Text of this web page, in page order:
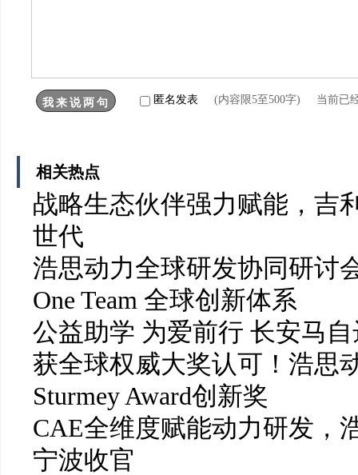
匿名发表 (内容限5至500字) 当前已
相关热点
战略生态伙伴强力赋能，吉
世代
浩思动力全球研发协同研讨
One Team 全球创新体系
公益助学 为爱前行 长安马
获全球权威大奖认可！浩思
Sturmey Award创新奖
CAE全维度赋能动力研发，
宁波收官